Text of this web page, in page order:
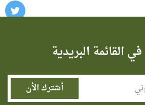
القائمة البريدية